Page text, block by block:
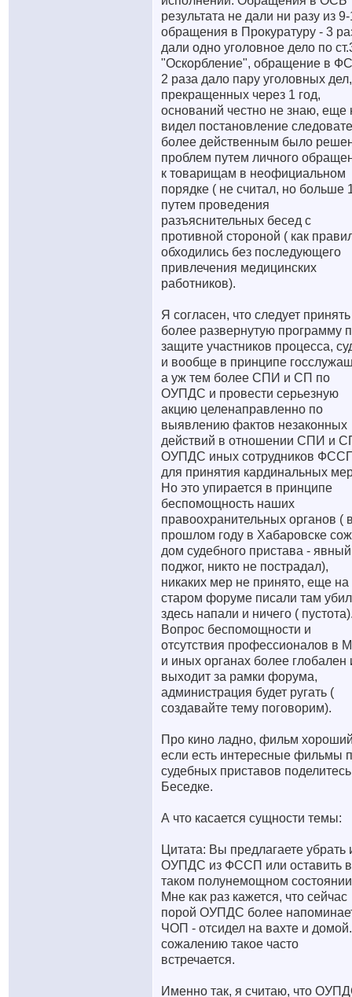
результата не дали ни разу из
обращения в Прокуратуру - 3
дали одно уголовное дело по
"Оскорбление", обращение в
2 раза дало пару уголовных дел,
прекращенных через 1 год,
оснований честно не знаю, еще
видел постановление
более действенным было
проблем путем личного
к товарищам в неофициальном
порядке ( не считал, но больше
путем проведения
разъяснительных бесед с
противной стороной ( как
обходились без последующего
привлечения медицинских
работников).
Я согласен, что следует принять
более развернутую программу
защите участников процесса,
и вообще в принципе
а уж тем более СПИ и СП по
ОУПДС и провести серьезную
акцию целенаправленно по
выявлению фактов незаконных
действий в отношении СПИ и
ОУПДС иных сотрудников
для принятия кардинальных
Но это упирается в принципе
беспомощность наших
правоохранительных органов (
прошлом году в Хабаровске
дом судебного пристава - явный
поджог, никто не пострадал),
никаких мер не принято, еще на
старом форуме писали там
здесь напали и ничего (
Вопрос беспомощности и
отсутствия профессионалов в
и иных органах более глобален
выходит за рамки форума,
администрация будет ругать (
создавайте тему поговорим).
Про кино ладно, фильм
если есть интересные фильмы
судебных приставов
Беседке.
А что касается сущности темы:
Цитата: Вы предлагаете убрать
ОУПДС из ФССП или оставить в
таком полунемощном
Мне как раз кажется, что сейчас
порой ОУПДС более
ЧОП - отсидел на вахте и
сожалению такое часто
встречается.
Именно так, я считаю, что